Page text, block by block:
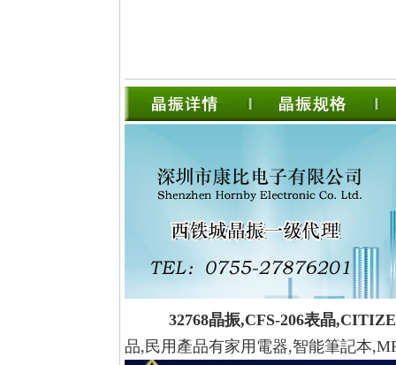
32768晶振,CFS-206表晶
品,民用產品有家用電器,智能筆記本